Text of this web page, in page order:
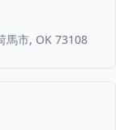
馬市, OK 73108